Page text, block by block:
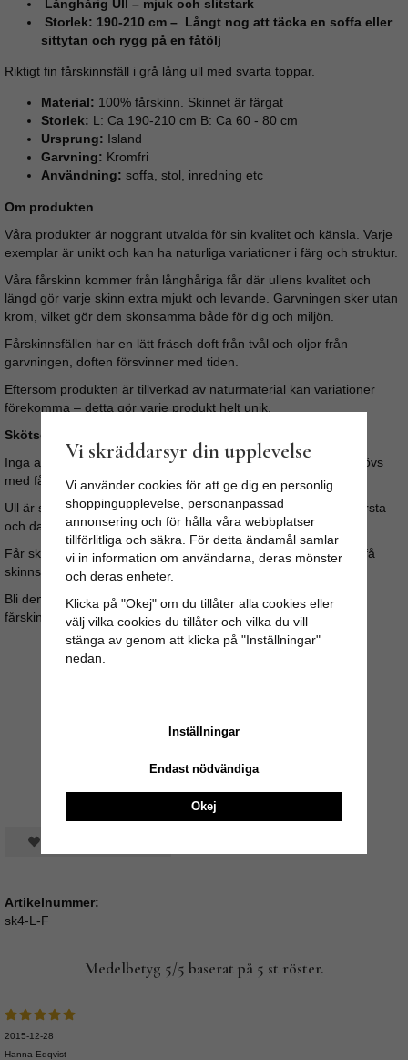
Långhårig Ull – mjuk och slitstark
Storlek: 190-210 cm – Långt nog att täcka en soffa eller
sittytan och rygg på en fåtölj
Riktigt fin fårskinnsfäll i grå lång ull med svarta toppar.
Material: 100% fårskinn. Skinnet är färgat
Storlek: L: Ca 190-210 cm B: Ca 60 - 80 cm
Ursprung: Island
Garvning: Kromfri
Användning: soffa, stol, inredning etc
Om produkten
Våra produkter är noggrant utvalda för sin kvalitet och känsla. Varje
exemplar är unikt och kan ha naturliga variationer i färg och struktur.
Våra fårskinn kommer från långhåriga får där ullens kvalitet och
längd gör varje skinn extra mjukt och levande. Garvningen sker utan
krom, vilket gör dem skonsamma både för dig och miljön.
Fårskinnsfällen har en lätt fräsch doft från tvål och oljor från
garvningen, doften försvinner med tiden.
Eftersom produkten är tillverkad av naturmaterial kan variationer
förekomma – detta gör varje produkt helt unik.
Skötselråd:
Inga av våra fårskinn bör tvättas i maskin, vilket inte heller behövs
med fårskinn.
Ull är självrensande, vädra skinnet under tak i fuktigt väder. Borsta
och dammsug regelbundet.
Får skinnet fläckar så gnugga med lätt fuktad trasa, undvik att få
skinnsidan blöt.
Bli den ändå fuktig så låt den torka långsamt och stretcha/dra i
fårskinnet med jämna mellanrum.
Spara som favorit
Artikelnummer:
sk4-L-F
Medelbetyg 5/5 baserat på 5 st röster.
2015-12-28
Hanna Edqvist
Vi skräddarsyr din upplevelse
Vi använder cookies för att ge dig en personlig
shoppingupplevelse, personanpassad
annonsering och för hålla våra webbplatser
tillförlitliga och säkra. För detta ändamål samlar
vi in information om användarna, deras mönster
och deras enheter.
Klicka på "Okej" om du tillåter alla cookies eller
välj vilka cookies du tillåter och vilka du vill
stänga av genom att klicka på "Inställningar"
nedan.
Inställningar
Endast nödvändiga
Okej